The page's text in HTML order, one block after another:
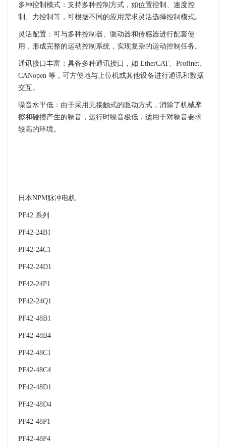
多种控制模式：支持多种控制方式，如位置控制、速度控
制、力控制等，可根据不同的应用需求灵活选择控制模式。
灵活配置：可与多种控制器、驱动器和传感器进行配套使
用，形成完整的运动控制系统，实现复杂的运动控制任务。
通讯接口丰富：具备多种通讯接口，如 EtherCAT、Profinet、
CANopen 等，可方便地与上位机或其他设备进行通讯和数据
交互。
噪音水平低：由于采用无接触式的驱动方式，消除了机械摩
擦和碰撞产生的噪音，运行时噪音极低，适用于对噪音要求
较高的环境。
日本NPM脉冲电机
PF42 系列
PF42-24B1
PF42-24C1
PF42-24D1
PF42-24P1
PF42-24Q1
PF42-48B1
PF42-48B4
PF42-48C1
PF42-48C4
PF42-48D1
PF42-48D4
PF42-48P1
PF42-48P4